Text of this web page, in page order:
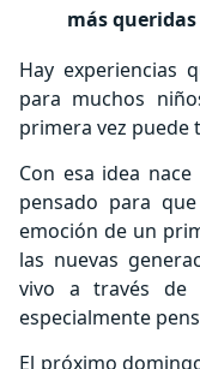
más
Hay experiencias
para muchos
primera vez puede
Con esa idea nace
pensado para
emoción de un
las nuevas
vivo a través de
especialmente
El próximo